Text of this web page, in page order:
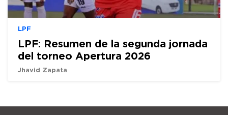
LPF
LPF: Resumen de la segunda jornada
del torneo Apertura 2026
Jhavid Zapata